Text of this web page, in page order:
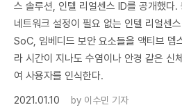
스 솔루션, 인텔 리얼센스 ID를 공개했다.
네트워크 설정이 필요 없는 인텔 리얼센
SoC, 임베디드 보안 요소들을 액티브 뎁
라 시간이 지나도 수염이나 안경 같은 신
여 사용자를 인식한다.
2021.01.10
by 이수민 기자